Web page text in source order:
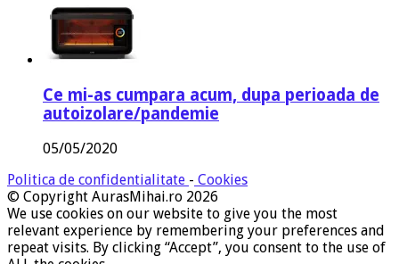
Ce mi-as cumpara acum, dupa perioada de
autoizolare/pandemie
05/05/2020
Politica de confidentialitate - Cookies
© Copyright AurasMihai.ro 2026
We use cookies on our website to give you the most
relevant experience by remembering your preferences and
repeat visits. By clicking “Accept”, you consent to the use of